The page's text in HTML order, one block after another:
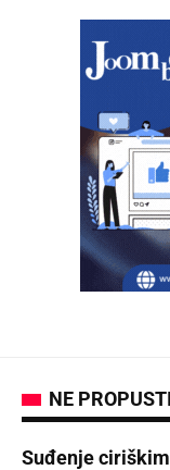
NE
Suđenje